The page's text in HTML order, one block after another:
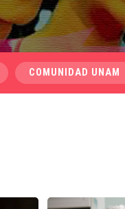
COMUNIDAD UNAM